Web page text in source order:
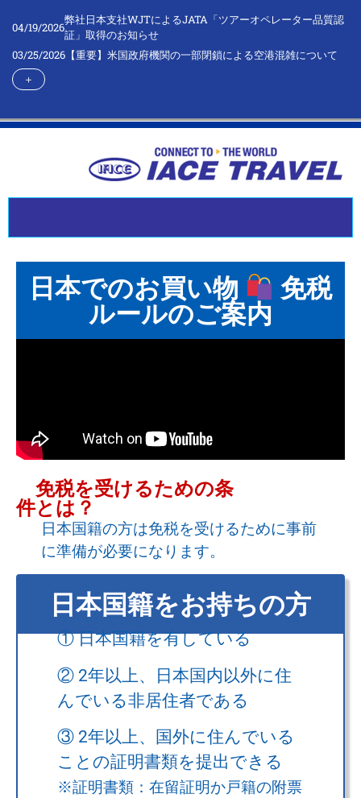
04/19/2026
弊社日本支社WJTによるJATA「ツアーオペレーター品質認
証」取得のお知らせ
03/25/2026 【重要】米国政府機関の一部閉鎖による空港混雑について
＋
日本でのお買い物
免税
ルールのご案内
免税を受けるための条
件とは？
日本国籍の方は免税を受けるために事前
に準備が必要になります。
日本国籍をお持ちの方
① 日本国籍を有している
② 2年以上、日本国内以外に住
んでいる非居住者である
③ 2年以上、国外に住んでいる
ことの証明書類を提出できる
※証明書類：在留証明か戸籍の附票